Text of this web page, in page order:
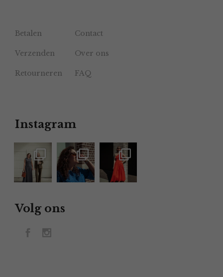
Betalen Contact
Verzenden Over ons
Retourneren FAQ
Instagram
Volg ons